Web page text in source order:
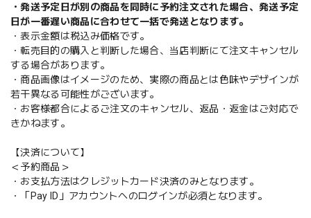
・発送予定日が別の商品を同時に予約注文された場合、発送予定
日が一番遅い商品に合わせて一括で発送となります。
・表示金額は税込み価格です。
・転売目的の購入と判断した場合、当店判断にて注文キャンセル
する場合があります。
・商品画像はイメージのため、実際の商品とは色味やデザインが
若干異なる可能性がございます。
・お客様都合によるご注文のキャンセル、返品・返金はご対応で
きかねます。
【決済について】
＜予約商品＞
・お支払方法はクレジットカード決済のみとなります。
・「Pay ID」アカウントへのログインが必須となります。